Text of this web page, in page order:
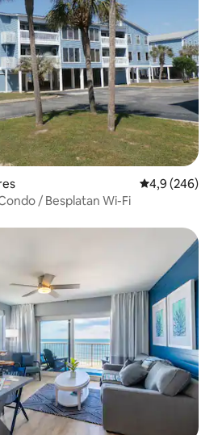
Prosječna
4,9 (246)
/ Besplatan Wi-Fi